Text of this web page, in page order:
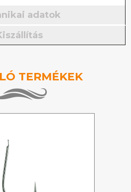
adatok
TERMÉKEK